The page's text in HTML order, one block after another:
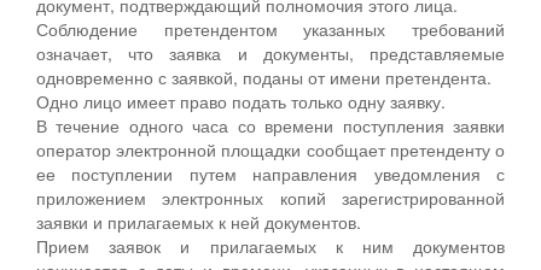
Соблюдение претендентом указанных требований
означает, что заявка и документы, представляемые
одновременно с заявкой, поданы от имени претендента.
Одно лицо имеет право подать только одну заявку.
В течение одного часа со времени поступления заявки
оператор электронной площадки сообщает претенденту о
ее поступлении путем направления уведомления с
приложением электронных копий зарегистрированной
заявки и прилагаемых к ней документов.
Прием заявок и прилагаемых к ним документов